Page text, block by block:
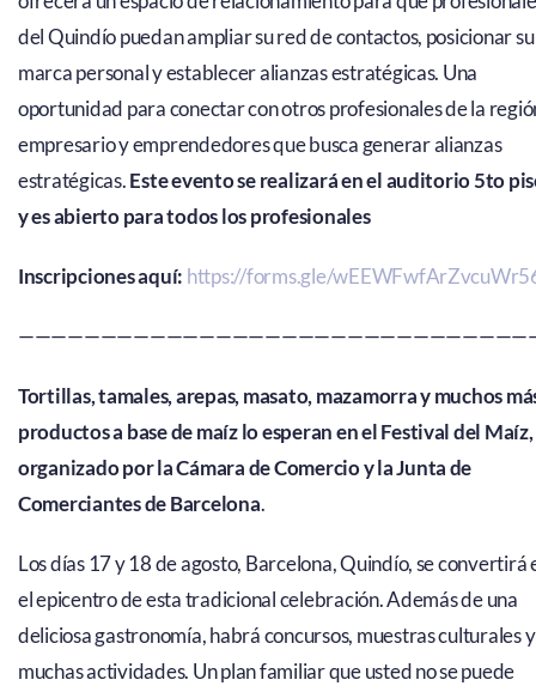
del Quindío puedan ampliar su red de contactos, posicionar su
marca personal y establecer alianzas estratégicas. Una
oportunidad para conectar con otros profesionales de la
empresario y emprendedores que busca generar alianzas
estratégicas.Este evento se realizará en el auditorio 5to
y es abierto para todos los profesionales
Inscripciones aquí: https://forms.gle/
Tortillas, tamales, arepas, masato, mazamorra y muchos
productos a base de maíz lo esperan en el Festival del Maíz,
organizado por la Cámara de Comercio y la Junta de
Comerciantes de Barcelona.
Los días 17 y 18 de agosto, Barcelona, Quindío, se convertirá
el epicentro de esta tradicional celebración. Además de una
deliciosa gastronomía, habrá concursos, muestras culturales y
muchas actividades. Un plan familiar que usted no se puede